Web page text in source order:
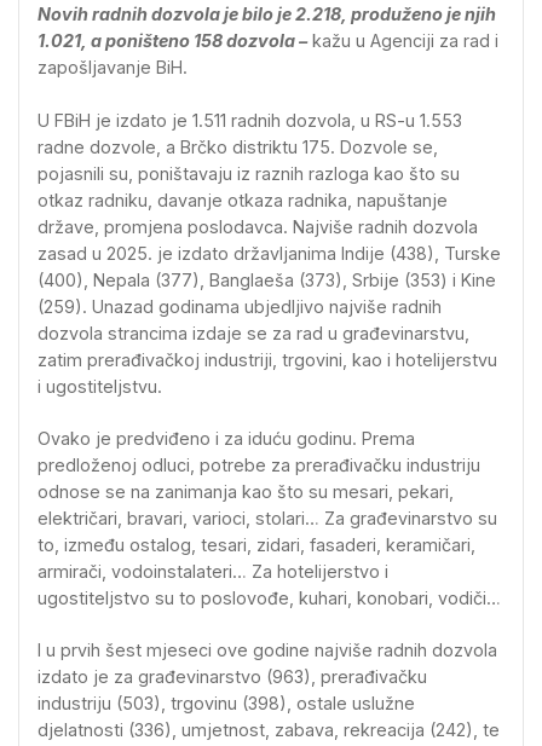
Novih radnih dozvola je bilo je 2.218, produženo je njih
1.021, a poništeno 158 dozvola –kažu u Agenciji za rad i
zapošljavanje BiH.
U FBiH je izdato je 1.511 radnih dozvola, u RS-u 1.553
radne dozvole, a Brčko distriktu 175. Dozvole se,
pojasnili su, poništavaju iz raznih razloga kao što su
otkaz radniku, davanje otkaza radnika, napuštanje
države, promjena poslodavca. Najviše radnih dozvola
zasad u 2025. je izdato državljanima Indije (438), Turske
(400), Nepala (377), Banglaeša (373), Srbije (353) i Kine
(259). Unazad godinama ubjedljivo najviše radnih
dozvola strancima izdaje se za rad u građevinarstvu,
zatim prerađivačkoj industriji, trgovini, kao i hotelijerstvu
i ugostiteljstvu.
Ovako je predviđeno i za iduću godinu. Prema
predloženoj odluci, potrebe za prerađivačku industriju
odnose se na zanimanja kao što su mesari, pekari,
električari, bravari, varioci, stolari… Za građevinarstvo su
to, između ostalog, tesari, zidari, fasaderi, keramičari,
armirači, vodoinstalateri… Za hotelijerstvo i
ugostiteljstvo su to poslovođe, kuhari, konobari, vodiči…
I u prvih šest mjeseci ove godine najviše radnih dozvola
izdato je za građevinarstvo (963), prerađivačku
industriju (503), trgovinu (398), ostale uslužne
djelatnosti (336), umjetnost, zabava, rekreacija (242), te